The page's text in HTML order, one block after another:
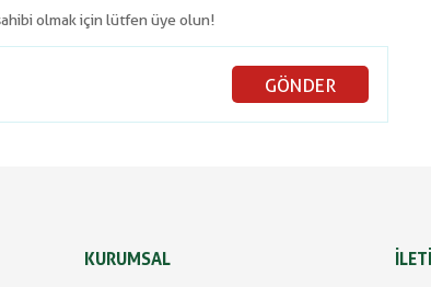
olmak için lütfen üye olun!
GÖNDER
KURUMSAL